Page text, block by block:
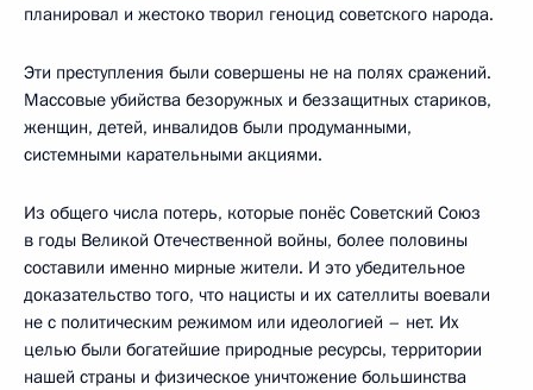
планировал и жестоко творил геноцид советского народа.
Эти преступления были совершены не на полях сражений.
Массовые убийства безоружных и беззащитных стариков,
женщин, детей, инвалидов были продуманными,
системными карательными акциями.
Из общего числа потерь, которые понёс Советский Союз
в годы Великой Отечественной войны, более половины
составили именно мирные жители. И это убедительное
доказательство того, что нацисты и их сателлиты воевали
не с политическим режимом или идеологией – нет. Их
целью были богатейшие природные ресурсы, территории
нашей страны и физическое уничтожение большинства